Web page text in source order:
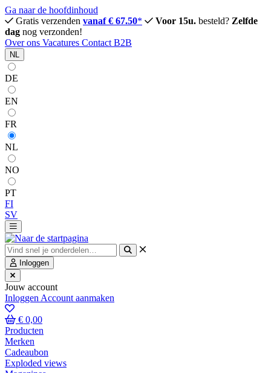
Ga naar de hoofdinhoud
Gratis verzenden vanaf € 67.50* Voor 15u. besteld? Zelfde
dag nog verzonden!
Over ons Vacatures Contact B2B
NL
DE
EN
FR
NL
NO
PT
FI
SV
Inloggen
Jouw account
Inloggen Account aanmaken
€ 0,00
Producten
Merken
Cadeaubon
Exploded views